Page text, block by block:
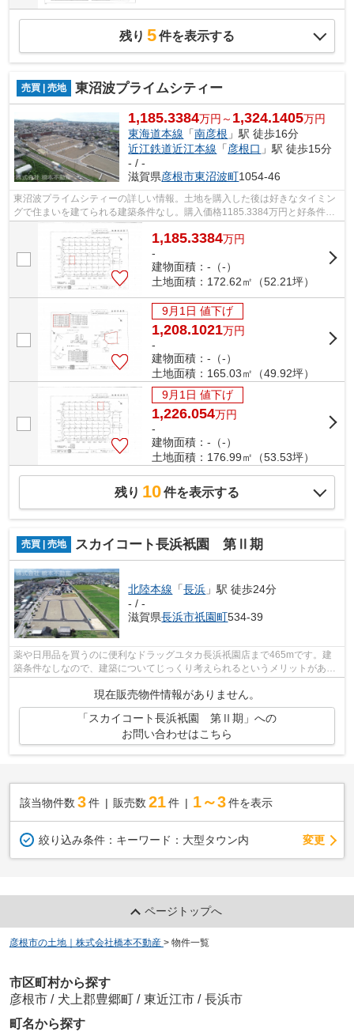
残り 5件を表示する
売買 | 売地 東沼波プライムシティー
1,185.3384万円～ 1,324.1405万円
東海道本線 「南彦根 」駅 徒歩16分
近江鉄道近江本線 「彦根口 」駅 徒歩15分
- / -
滋賀県彦根市東沼波町1054-46
東沼波プライムシティーの詳しい情報。土地を購入した後は好きなタイミン
グで住まいを建てられる建築条件なし。購入価格1185.3384万円と好条件で
す。ぜひご検討してみてはいかがでしょ...
1,185.3384万円
-
建物面積：-（-）
土地面積：172.62㎡（52.21坪）
9月1日 値下げ
1,208.1021万円
-
建物面積：-（-）
土地面積：165.03㎡（49.92坪）
9月1日 値下げ
1,226.054万円
-
建物面積：-（-）
土地面積：176.99㎡（53.53坪）
残り 10件を表示する
売買 | 売地 スカイコート長浜衹園 第Ⅱ期
北陸本線 「長浜 」駅 徒歩24分
- / -
滋賀県長浜市祇園町534-39
薬や日用品を買うのに便利なドラッグユタカ長浜祇園店まで465mです。建
築条件なしなので、建築についてじっくり考えられるというメリットがあり
現在販売物件情報がありません。
「スカイコート長浜衹園 第Ⅱ期」への
お問い合わせはこちら
該当物件数 3件 販売数 21 件 1～3 件を表示
絞り込み条件： キーワード：大型タウン内 変更
ページトップへ
彦根市の土地｜株式会社橋本不動産 > 物件一覧
市区町村から探す
彦根市 / 犬上郡豊郷町 / 東近江市 / 長浜市
町名から探す